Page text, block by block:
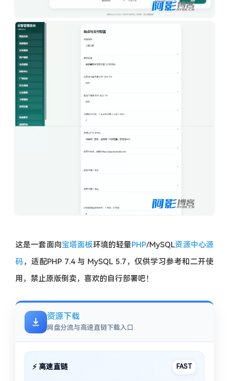
image
这是一套面向宝塔面板环境的轻量PHP/MySQL资源中心源
码 ，适配PHP 7.4 与 MySQL 5.7，仅供学习参考和二开使
用，禁止原版倒卖，喜欢的自行部署吧！
资源下载
网盘分流与高速直链下载入口
⚡ 高速直链 FAST